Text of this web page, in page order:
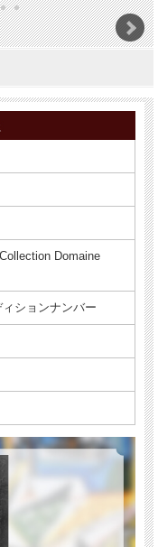
Domaine
ションナンバー